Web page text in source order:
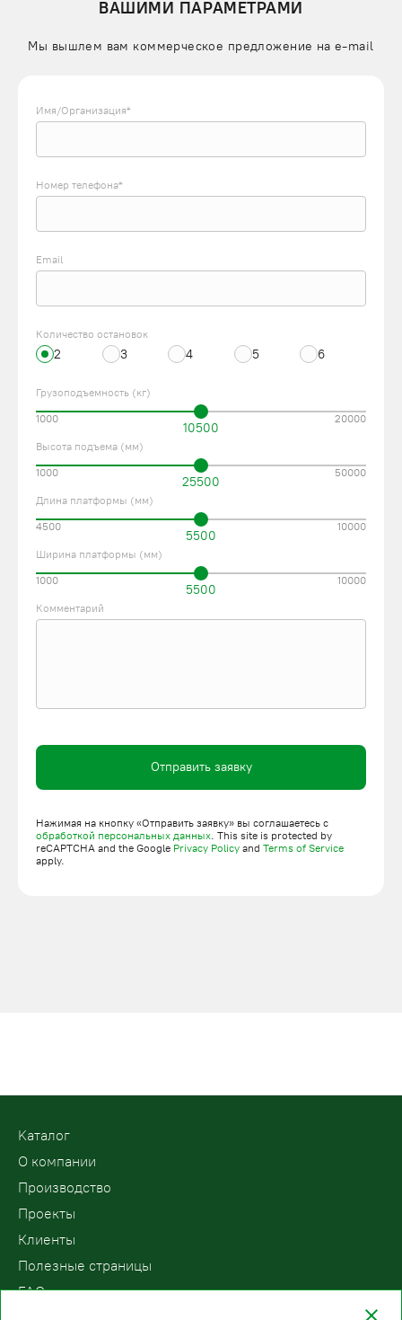
ВАШИМИ ПАРАМЕТРАМИ
Мы вышлем вам коммерческое предложение на e-mail
Имя/Организация*
Номер телефона*
Email
Количество остановок
2 3 4 5 6
Грузоподъемность (кг)
10500
1000 20000
Высота подъема (мм)
25500
1000 50000
Длина платформы (мм)
5500
4500 10000
Ширина платформы (мм)
5500
1000 10000
Комментарий
Отправить заявку
Нажимая на кнопку «Отправить заявку» вы соглашаетесь с
обработкой персональных данных. This site is protected by
reCAPTCHA and the Google Privacy Policy and Terms of Service
apply.
Kаталог
О компании
Производство
Проекты
Клиенты
Полезные страницы
FAQ